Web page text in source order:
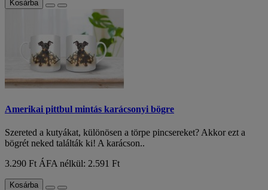
Kosárba
Amerikai pittbul mintás karácsonyi bögre
Szereted a kutyákat, különösen a törpe pincsereket? Akkor ezt a
bögrét neked találták ki! A karácson..
3.290 Ft ÁFA nélkül: 2.591 Ft
Kosárba